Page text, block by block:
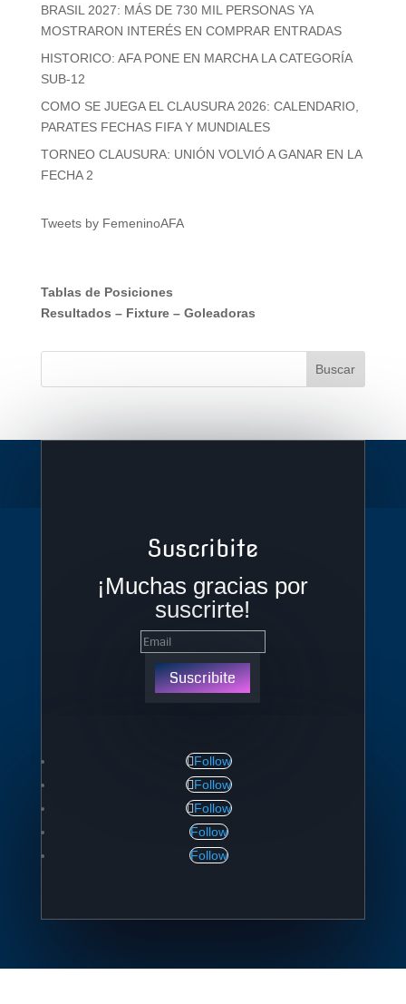
BRASIL 2027: MÁS DE 730 MIL PERSONAS YA
MOSTRARON INTERÉS EN COMPRAR ENTRADAS
HISTORICO: AFA PONE EN MARCHA LA CATEGORÍA
SUB-12
COMO SE JUEGA EL CLAUSURA 2026: CALENDARIO,
PARATES FECHAS FIFA Y MUNDIALES
TORNEO CLAUSURA: UNIÓN VOLVIÓ A GANAR EN LA
FECHA 2
Tweets by FemeninoAFA
Tablas de Posiciones
Resultados – Fixture– Goleadoras
Suscribite
¡Muchas gracias por
suscrirte!
Suscribite
Follow
Follow
Follow
Follow
Follow